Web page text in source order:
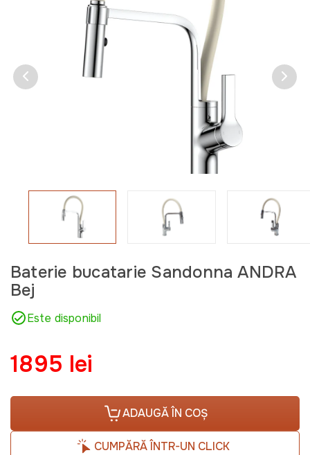
Baterie bucatarie Sandonna ANDRA
Bej
Este disponibil
1895 lei
ADAUGĂ ÎN COȘ
CUMPĂRĂ ÎNTR-UN CLICK